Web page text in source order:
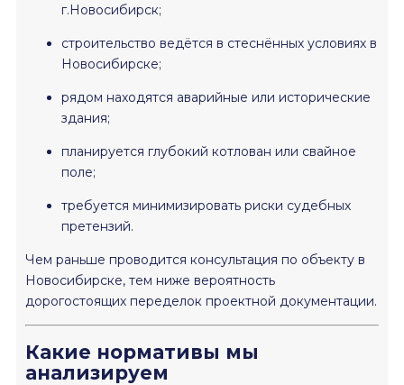
г.Новосибирск;
строительство ведётся в стеснённых условиях в
Новосибирске;
рядом находятся аварийные или исторические
здания;
планируется глубокий котлован или свайное
поле;
требуется минимизировать риски судебных
претензий.
Чем раньше проводится консультация по объекту в
Новосибирске, тем ниже вероятность
дорогостоящих переделок проектной документации.
Какие нормативы мы
анализируем